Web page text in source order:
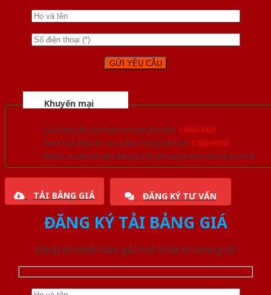
Khuyến mại
Quà tặng đồ nội thất trang trí lên đến 1.000.000đ
Giảm trực tiếp khi mua đơn hàng lớn hơn 3.000.000đ
Nhiều ưu đãi lớn khi đăng ký tài khoản thành viên thân thiết
TẢI BẢNG GIÁ ĐĂNG KÝ TƯ VẤN
ĐĂNG KÝ TẢI BẢNG GIÁ
Đăng ký nhận báo giá mới nhất từ chúng tôi